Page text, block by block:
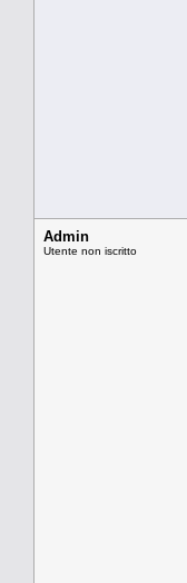
Admin
Utente non iscritto